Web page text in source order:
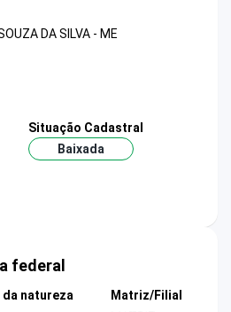
DA SILVA - ME
Situação Cadastral
Baixada
federal
natureza
Matriz/Filial